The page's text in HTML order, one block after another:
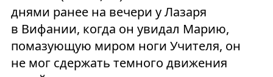
днями ранее на вечери у Лазаря
в Вифании, когда он увидал Марию,
помазующую миром ноги Учителя, он
не мог сдержать темного движения